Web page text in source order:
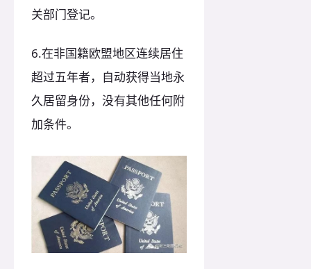
关部门登记。
6.在非国籍欧盟地区连续居住
超过五年者，自动获得当地永
久居留身份，没有其他任何附
加条件。